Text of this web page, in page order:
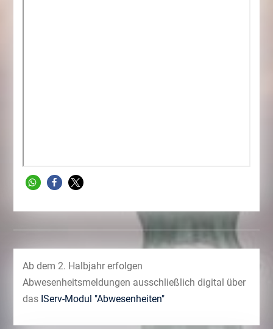
Ab dem 2. Halbjahr erfolgen
Abwesenheitsmeldungen ausschließlich digital über
das IServ-Modul "Abwesenheiten"